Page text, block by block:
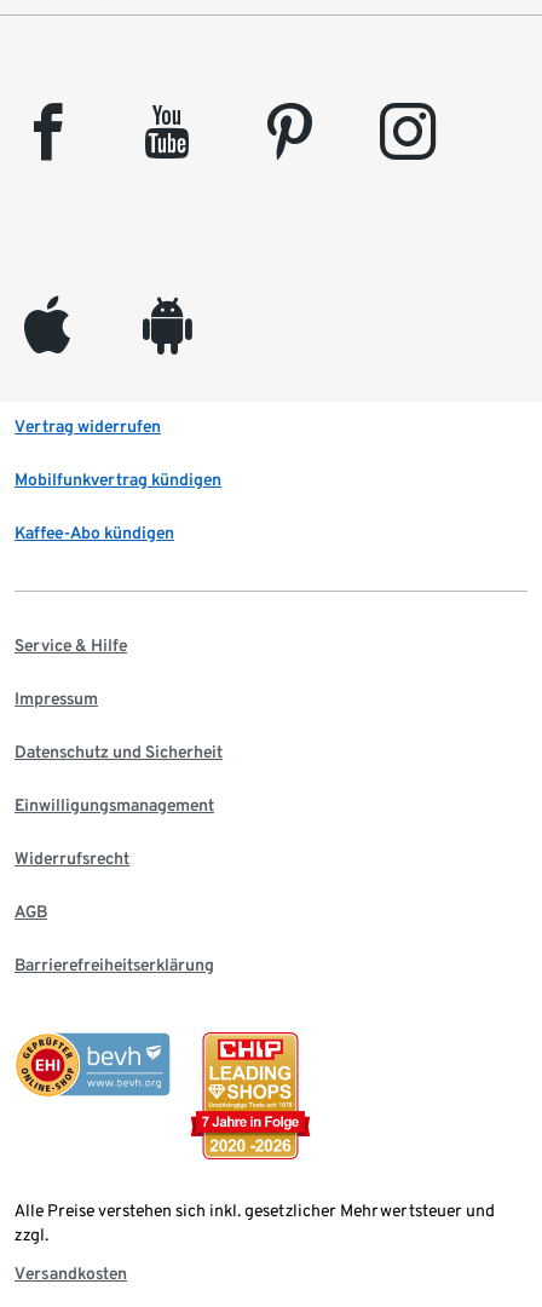
facebook youtube pinterest instagram
appleinc android
Vertrag widerrufen
Mobilfunkvertrag kündigen
Kaffee-Abo kündigen
Service & Hilfe
Impressum
Datenschutz und Sicherheit
Einwilligungsmanagement
Widerrufsrecht
AGB
Barrierefreiheitserklärung
Alle Preise verstehen sich inkl. gesetzlicher Mehrwertsteuer und
zzgl.
Versandkosten